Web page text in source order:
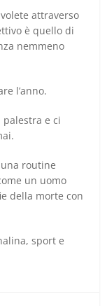
attraverso
è quello di
nemmeno
l’anno.
e ci
routine
un uomo
della morte con
sport e